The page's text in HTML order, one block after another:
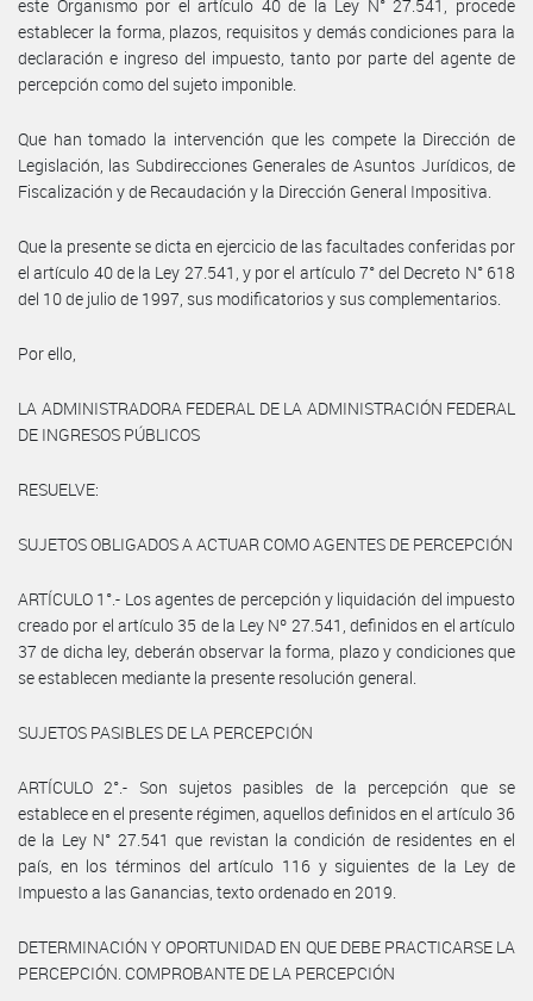
este Organismo por el artículo 40 de la Ley N° 27.541, procede
establecer la forma, plazos, requisitos y demás condiciones para la
declaración e ingreso del impuesto, tanto por parte del agente de
percepción como del sujeto imponible.
Que han tomado la intervención que les compete la Dirección de
Legislación, las Subdirecciones Generales de Asuntos Jurídicos, de
Fiscalización y de Recaudación y la Dirección General Impositiva.
Que la presente se dicta en ejercicio de las facultades conferidas por
el artículo 40 de la Ley 27.541, y por el artículo 7° del Decreto N° 618
del 10 de julio de 1997, sus modificatorios y sus complementarios.
Por ello,
LA ADMINISTRADORA FEDERAL DE LA ADMINISTRACIÓN FEDERAL
DE INGRESOS PÚBLICOS
RESUELVE:
SUJETOS OBLIGADOS A ACTUAR COMO AGENTES DE PERCEPCIÓN
ARTÍCULO 1°.- Los agentes de percepción y liquidación del impuesto
creado por el artículo 35 de la Ley Nº 27.541, definidos en el artículo
37 de dicha ley, deberán observar la forma, plazo y condiciones que
se establecen mediante la presente resolución general.
SUJETOS PASIBLES DE LA PERCEPCIÓN
ARTÍCULO 2°.- Son sujetos pasibles de la percepción que se
establece en el presente régimen, aquellos definidos en el artículo 36
de la Ley N° 27.541 que revistan la condición de residentes en el
país, en los términos del artículo 116 y siguientes de la Ley de
Impuesto a las Ganancias, texto ordenado en 2019.
DETERMINACIÓN Y OPORTUNIDAD EN QUE DEBE PRACTICARSE LA
PERCEPCIÓN. COMPROBANTE DE LA PERCEPCIÓN